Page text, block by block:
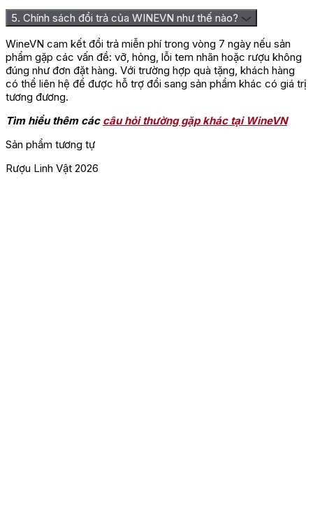
Quà tặng Kệ Ngựa
Ý nghĩa quà tặng Kệ Ngựa Kéo Xe
Vàng XO Brandy France
Brandy France là biểu tượng phong thủy tràn đầy ý nghĩa. Hình
lên mạnh mẽ, vượt qua thử thách để chinh phục thành công,
5. Chính sách đổi trả của WINEVN như thế nào?
WineVN cam kết đổi trả miễn phí trong vòng 7 ngày nếu sản
phẩm gặp các vấn đề: vỡ, hỏng, lỗi tem nhãn hoặc rượu không
đúng như đơn đặt hàng. Với trường hợp quà tặng, khách hàng
có thể liên hệ để được hỗ trợ đổi sang sản phẩm khác có giá trị
tương đương.
Tìm hiểu thêm các câu hỏi thường gặp khác tại WineVN
Sản phẩm tương tự
Rượu Linh Vật 2026